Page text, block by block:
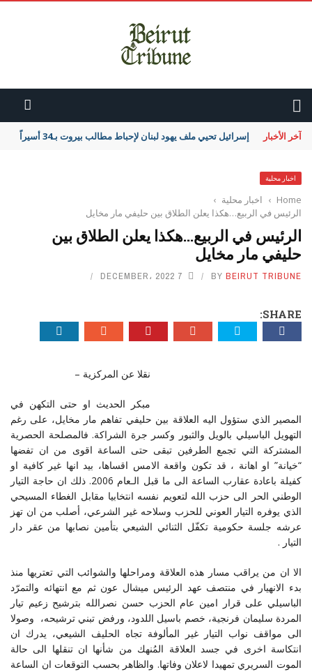
آخر الأخبار إسرائيل تحيي ملف يهود لبنان لإحباط مطالب بيروت بـ34 أسيراً
اخبار محلية
Home
› اخبار محلية ›
الرئيس في الربيع…هكذا يعلن الطلاق بين حليفي مار مخايل
الرئيس في الربيع…هكذا يعلن الطلاق بين
حليفي مار مخايل
BY BEIRUT TRIBUNE 7 DECEMBER، 2022
SHARE:
نقلا عن المركزية –
مبكر الحديث او حتى التكهن في
المصير الذي ستؤول اليه العلاقة بين حليفي تفاهم مار مخايل، على رغم
التهويل الباسيلي بالويل والثبور وكسر جرة الشراكة. فالمصلحة الحصرية
المشتركة التي تجمع الطرفين تبقى حتى الساعة اقوى من ان تفضها
“خيانة” او اهانة ، قد تكون واقعة الامس اقساها، بيد انها غير كافية او
كفيلة باعادة عقارب الساعة الى ما قبل الـعام 2006. ذلك ان حاجة التيار
الوطني الحر الى حزب الله لتعويم نفسه انتخابيا مقابل الغطاء المسيحي
الذي يوفره التيار العوني للحزب وسلاحه غير الشرعي، أصلب من ان تهز
عرشه جلسة حكومية تكفّل الثنائي الشيعي بتأمين نصابها من عقر دار
التيار .
الا ان من يراقب مسار هذه العلاقة ومراحلها والشوائب التي تعتريها منذ
بدء الانهيار في منتصف عهد الرئيس ميشال عون ثم مع انتهائه والتمرّد
الباسيلي على قرار امين عام الحزب حسن نصرالله بترشيح زعيم تيار
المردة سليمان فرنجية، خصم باسيل اللدود، ورفض تبني ترشيحه، وصولا
الى مواقف نواب التيار غير المألوفة تجاه الحليف الشيعي، يدرك ان
انتكاسة اخرى في جسد العلاقة المُنهك من شأنها ان تنقلها الى حالة
الموت السريري تمهيدا لاعلان وفاتها. والظاهر بحسب التوقعات ان الساعة